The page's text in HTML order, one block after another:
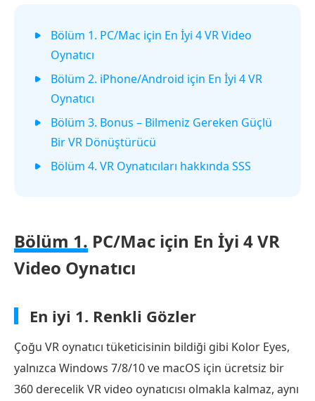
Bölüm 1. PC/Mac için En İyi 4 VR Video
Oynatıcı
Bölüm 2. iPhone/Android için En İyi 4 VR
Oynatıcı
Bölüm 3. Bonus – Bilmeniz Gereken Güçlü
Bir VR Dönüştürücü
Bölüm 4. VR Oynatıcıları hakkında SSS
Bölüm 1. PC/Mac için En İyi 4 VR
Video Oynatıcı
En iyi 1. Renkli Gözler
Çoğu VR oynatıcı tüketicisinin bildiği gibi Kolor Eyes,
yalnızca Windows 7/8/10 ve macOS için ücretsiz bir
360 derecelik VR video oynatıcısı olmakla kalmaz, aynı